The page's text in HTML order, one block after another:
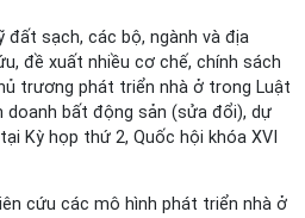
đất sạch, các bộ, ngành và địa
đề xuất nhiều cơ chế, chính sách
trương phát triển nhà ở trong Luật
doanh bất động sản (sửa đổi), dự
Kỳ họp thứ 2, Quốc hội khóa XVI
cứu các mô hình phát triển nhà ở